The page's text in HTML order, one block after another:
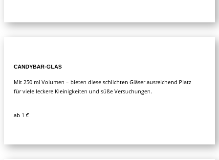
CANDYBAR-GLAS
Mit 250 ml Volumen – bieten diese schlichten Gläser ausreichend Platz
für viele leckere Kleinigkeiten und süße Versuchungen.
ab 1 €